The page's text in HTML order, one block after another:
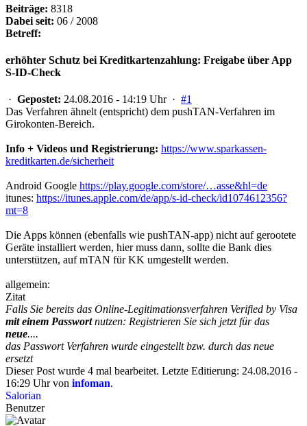
Beiträge: 8318
Dabei seit: 06 / 2008
Betreff:
erhöhter Schutz bei Kreditkartenzahlung: Freigabe über App
S-ID-Check
· Gepostet: 24.08.2016 - 14:19 Uhr · #1
Das Verfahren ähnelt (entspricht) dem pushTAN-Verfahren im
Girokonten-Bereich.
Info + Videos und Registrierung: https://www.sparkassen-
kreditkarten.de/sicherheit
Android Google https://play.google.com/store/…asse&hl=de
itunes: https://itunes.apple.com/de/app/s-id-check/id1074612356?
mt=8
Die Apps können (ebenfalls wie pushTAN-app) nicht auf gerootete
Geräte installiert werden, hier muss dann, sollte die Bank dies
unterstützen, auf mTAN für KK umgestellt werden.
allgemein:
Zitat
Falls Sie bereits das Online-Legitimationsverfahren Verified by Visa
mit einem Passwortnutzen: Registrieren Sie sich jetzt für das
neue....
das Passwort Verfahren wurde eingestellt bzw. durch das neue
ersetzt
Dieser Post wurde 4 mal bearbeitet. Letzte Editierung: 24.08.2016 -
16:29 Uhr von infoman.
Salorian
Benutzer